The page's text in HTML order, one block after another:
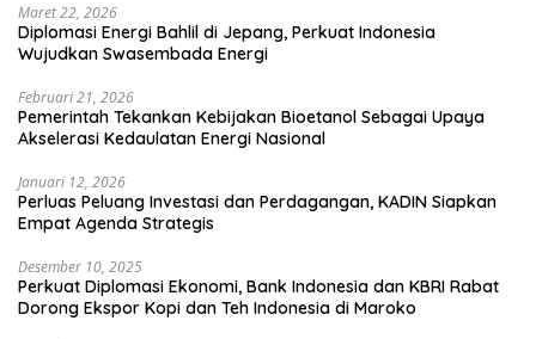
Maret 22, 2026
Diplomasi Energi Bahlil di Jepang, Perkuat Indonesia
Wujudkan Swasembada Energi
Februari 21, 2026
Pemerintah Tekankan Kebijakan Bioetanol Sebagai Upaya
Akselerasi Kedaulatan Energi Nasional
Januari 12, 2026
Perluas Peluang Investasi dan Perdagangan, KADIN Siapkan
Empat Agenda Strategis
Desember 10, 2025
Perkuat Diplomasi Ekonomi, Bank Indonesia dan KBRI Rabat
Dorong Ekspor Kopi dan Teh Indonesia di Maroko